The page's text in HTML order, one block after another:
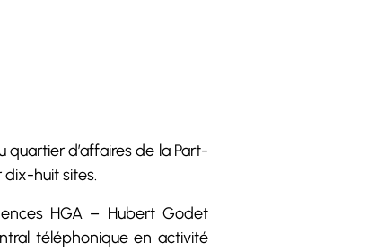
d’affaires de la Part-
dix-huit sites.
HGA – Hubert Godet
téléphonique en activité